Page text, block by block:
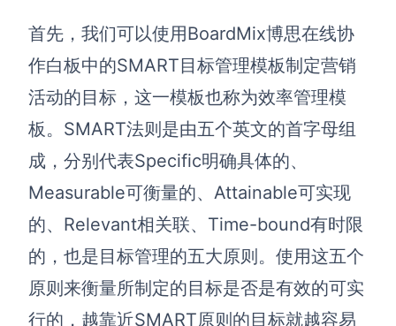
首先，我们可以使用 BoardMix博思在线协
作白板中的SMART目标管理模板制定营销
活动的目标，这一模板也称为效率管理模
板。 SMART法则是由五个英文的首字母组
成，分别代表Specific明确具体的、
Measurable可衡量的、Attainable可实现
的、Relevant相关联、Time-bound有时限
的，也是目标管理的五大原则。 使用这五个
原则来衡量所制定的目标是否是有效的可实
行的，越靠近SMART原则的目标就越容易